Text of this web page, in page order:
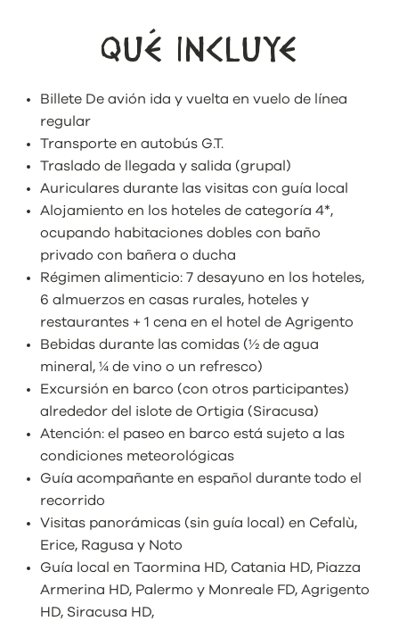
QUÉ INCLUYE
Billete De avión ida y vuelta en vuelo de línea
regular
Transporte en autobús G.T.
Traslado de llegada y salida (grupal)
Auriculares durante las visitas con guía local
Alojamiento en los hoteles de categoría 4*,
ocupando habitaciones dobles con baño
privado con bañera o ducha
Régimen alimenticio: 7 desayuno en los hoteles,
6 almuerzos en casas rurales, hoteles y
restaurantes + 1 cena en el hotel de Agrigento
Bebidas durante las comidas (½ de agua
mineral, ¼ de vino o un refresco)
Excursión en barco (con otros participantes)
alrededor del islote de Ortigia (Siracusa)
Atención: el paseo en barco está sujeto a las
condiciones meteorológicas
Guía acompañante en español durante todo el
recorrido
Visitas panorámicas (sin guía local) en Cefalù,
Erice, Ragusa y Noto
Guía local en Taormina HD, Catania HD, Piazza
Armerina HD, Palermo y Monreale FD, Agrigento
HD, Siracusa HD,